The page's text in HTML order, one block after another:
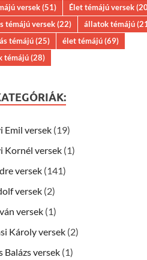
versek(51) Élet témájú versek
témájú versek(22) állatok témájú
témájú(25) élet témájú(69)
témájú(28)
Emil versek (19)
Kornél versek (1)
versek (141)
versek (2)
versek (1)
Károly versek (2)
Balázs versek (1)